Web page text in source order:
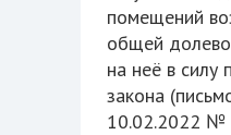
помещений
общей
на неё в силу
закона
10.02.2022 №